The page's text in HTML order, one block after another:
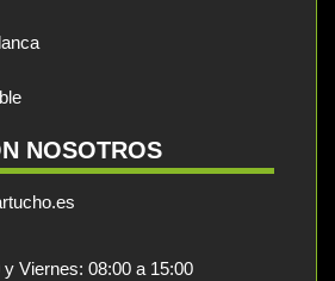
NOSOTROS
Viernes: 08:00 a 15:00